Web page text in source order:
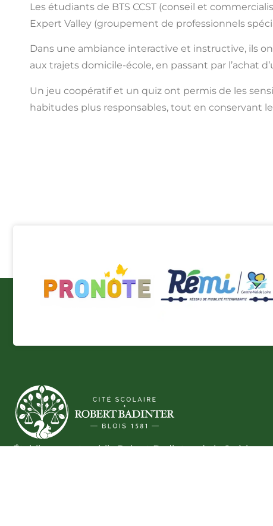
Les étudiants de BTS CCST (conseil et
Expert Valley (groupement de professionnels
Dans une ambiance interactive et instructive, ils
aux trajets domicile-école, en passant par l’achat
Un jeu coopératif et un quiz ont permis de les
habitudes plus responsables, tout en conservant
Établissement public Robert Badinter, de la 6e à la